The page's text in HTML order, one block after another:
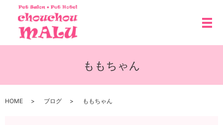
メ
ももちゃん
HOME ブログ ももちゃん